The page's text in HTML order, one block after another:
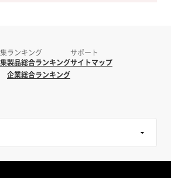
ランキング
製品総合ランキング
企業総合ランキング
サポート
サイトマップ